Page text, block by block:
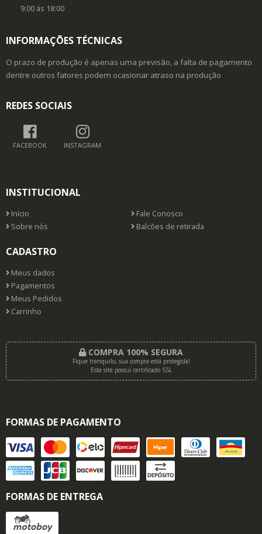
9:00 ás 18:00
INFORMAÇÕES TÉCNICAS
O prazo de produção é apenas uma previsão, a falta de pagamento
dentre outros fatores podem ocasionar atraso na produção
REDES SOCIAIS
FACEBOOK INSTAGRAM
INSTITUCIONAL
Início
Fale Conosco
Sobre nós
Balcões de retirada
CADASTRO
Meus dados
Pagamentos
Meus Pedidos
Carrinho
COMPRA 100% SEGURA
Fique tranquilo, sua compra está protegida!
Este site possui certificado SSL
FORMAS DE PAGAMENTO
FORMAS DE ENTREGA